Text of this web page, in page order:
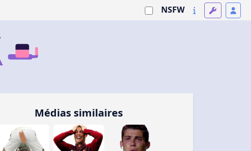
NSFW
Médias similaires